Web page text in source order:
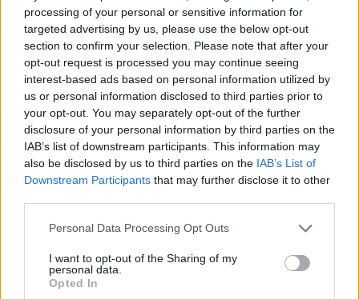
processing of your personal or sensitive information for
targeted advertising by us, please use the below opt-out
section to confirm your selection. Please note that after your
opt-out request is processed you may continue seeing
interest-based ads based on personal information utilized by
us or personal information disclosed to third parties prior to
your opt-out. You may separately opt-out of the further
disclosure of your personal information by third parties on the
IAB’s list of downstream participants. This information may
also be disclosed by us to third parties on the IAB’s List of
Downstream Participants that may further disclose it to other
Please note that this website/app uses one or more Google
not limited to your visit or usage behaviour. You may click to
grant or deny consent to Google and its third-party tags to
use your data for below specified purposes in below Google
Personal Data Processing Opt Outs
I want to opt-out of the Sharing of my
personal data.
Opted In